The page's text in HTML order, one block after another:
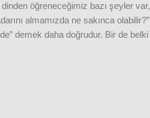
dinden öğreneceğimiz bazı şeyler var,
almamızda ne sakınca olabilir?”
demek daha doğrudur. Bir de belki